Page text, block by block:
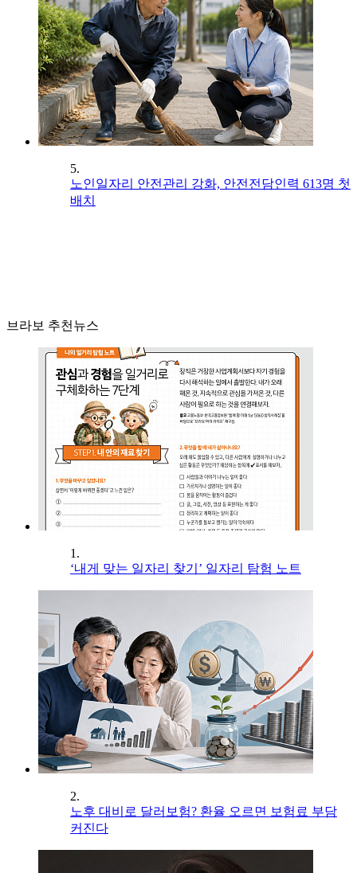
5.
노인일자리 안전관리 강화, 안전전담인력 613명 첫
배치
브라보 추천뉴스
1.
‘내게 맞는 일자리 찾기’ 일자리 탐험 노트
2.
노후 대비로 달러보험? 환율 오르면 보험료 부담
커진다